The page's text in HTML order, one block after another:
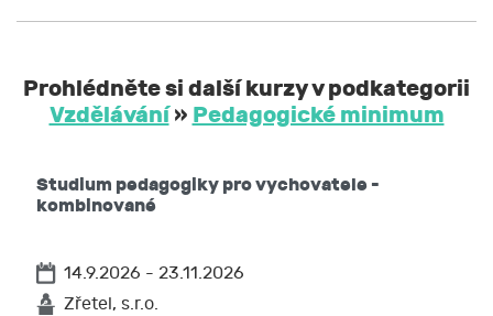
Prohlédněte si další kurzy v podkategorii
Vzdělávání» Pedagogické minimum
Studium pedagogiky pro vychovatele -
kombinované
14.9.2026 - 23.11.2026
Zřetel, s.r.o.